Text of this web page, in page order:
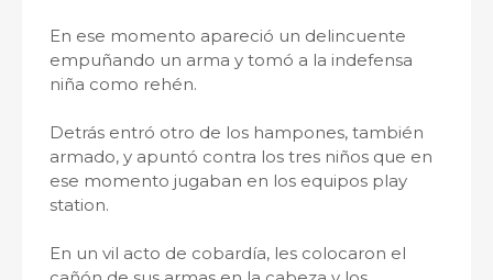
En ese momento apareció un delincuente
empuñando un arma y tomó a la indefensa
niña como rehén.
Detrás entró otro de los hampones, también
armado, y apuntó contra los tres niños que en
ese momento jugaban en los equipos play
station.
En un vil acto de cobardía, les colocaron el